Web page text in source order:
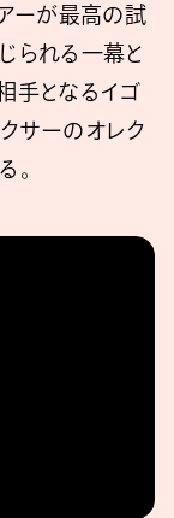
アーが最高の試
られる一幕と
手となるイゴ
サーのオレク
。